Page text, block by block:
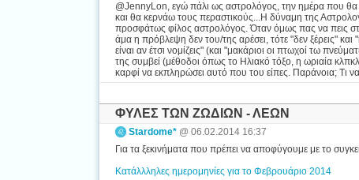
@JennyLon, εγώ πάλι ως αστρολόγος, την ημέρα που
και θα κερνάω τους περαστικούς...Η δύναμη της
προσφάτως φίλος αστρολόγος. Όταν όμως πας να πεις
άμα η πρόβλεψη δεν του/της αρέσει, τότε "δεν ξέρεις" και
είναι αν έτσι νομίζεις" (και "μακάριοι οι πτωχοί τω
της συμβεί (μέθοδοι όπως το Ηλιακό τόξο, η ωριαία
καρφί να εκπληρώσει αυτό που του είπες. Παράνοια; Τι
ΦΥΛΕΣ ΤΩΝ ΖΩΔΙΩΝ - ΛΕΩΝ
Stardome* @ 06.02.2014 16:37
Για τα ξεκινήματα που πρέπει να αποφύγουμε με το
Κατάλλληλες ημερομηνίες για το Φεβρουάριο 2014